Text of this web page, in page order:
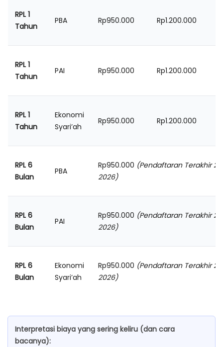
RPL 1
Tahun
PBA Rp950.000 Rp1.200.000
RPL 1
Tahun
PAI Rp950.000 Rp1.200.000
RPL 1
Tahun
Ekonomi
Syari’ah
Rp950.000 Rp1.200.000
RPL 6
Bulan
PBA
Rp950.000 (Pendaftaran Terakhir
2026)
RPL 6
Bulan
PAI
Rp950.000 (Pendaftaran Terakhir
2026)
RPL 6
Bulan
Ekonomi
Syari’ah
Rp950.000 (Pendaftaran Terakhir
2026)
Interpretasi biaya yang sering keliru (dan cara
bacanya):